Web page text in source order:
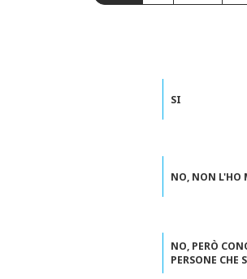
SI
NO, NON L'HO
NO, PERÒ
PERSONE CHE